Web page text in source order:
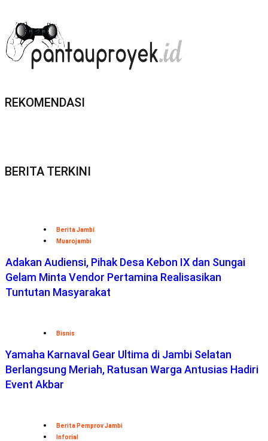
REKOMENDASI
BERITA TERKINI
Berita Jambi
Muarojambi
Adakan Audiensi, Pihak Desa Kebon IX dan Sungai
Gelam Minta Vendor Pertamina Realisasikan
Tuntutan Masyarakat
Bisnis
Yamaha Karnaval Gear Ultima di Jambi Selatan
Berlangsung Meriah, Ratusan Warga Antusias Hadiri
Event Akbar
Berita Pemprov Jambi
Inforial